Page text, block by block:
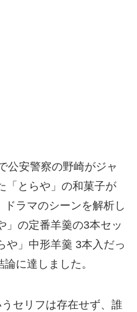
公安警察の野崎がジャ
「とらや」の和菓子が
ラマのシーンを解析し
」の定番羊羹の3本セッ
や」中形羊羹 3本入だっ
に達しました。
セリフは存在せず、誰